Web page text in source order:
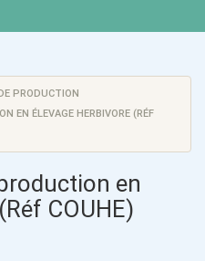
PRODUCTION
EN ÉLEVAGE HERBIVORE (RÉF
en
COUHE)